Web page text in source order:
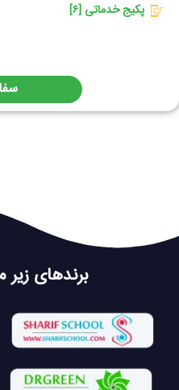
پکیج خدماتی [۶]
برندهای